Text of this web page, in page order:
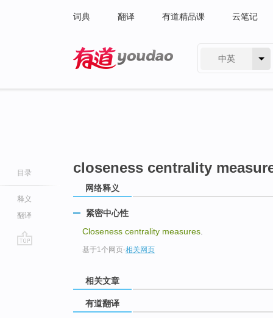
词典 翻译 有道精品课 云笔记
中英
目录
释义
翻译
closeness centrality
网络释义
紧密中心性
Closeness centrality measures
基于1个网页-相关网页
相关文章
有道翻译